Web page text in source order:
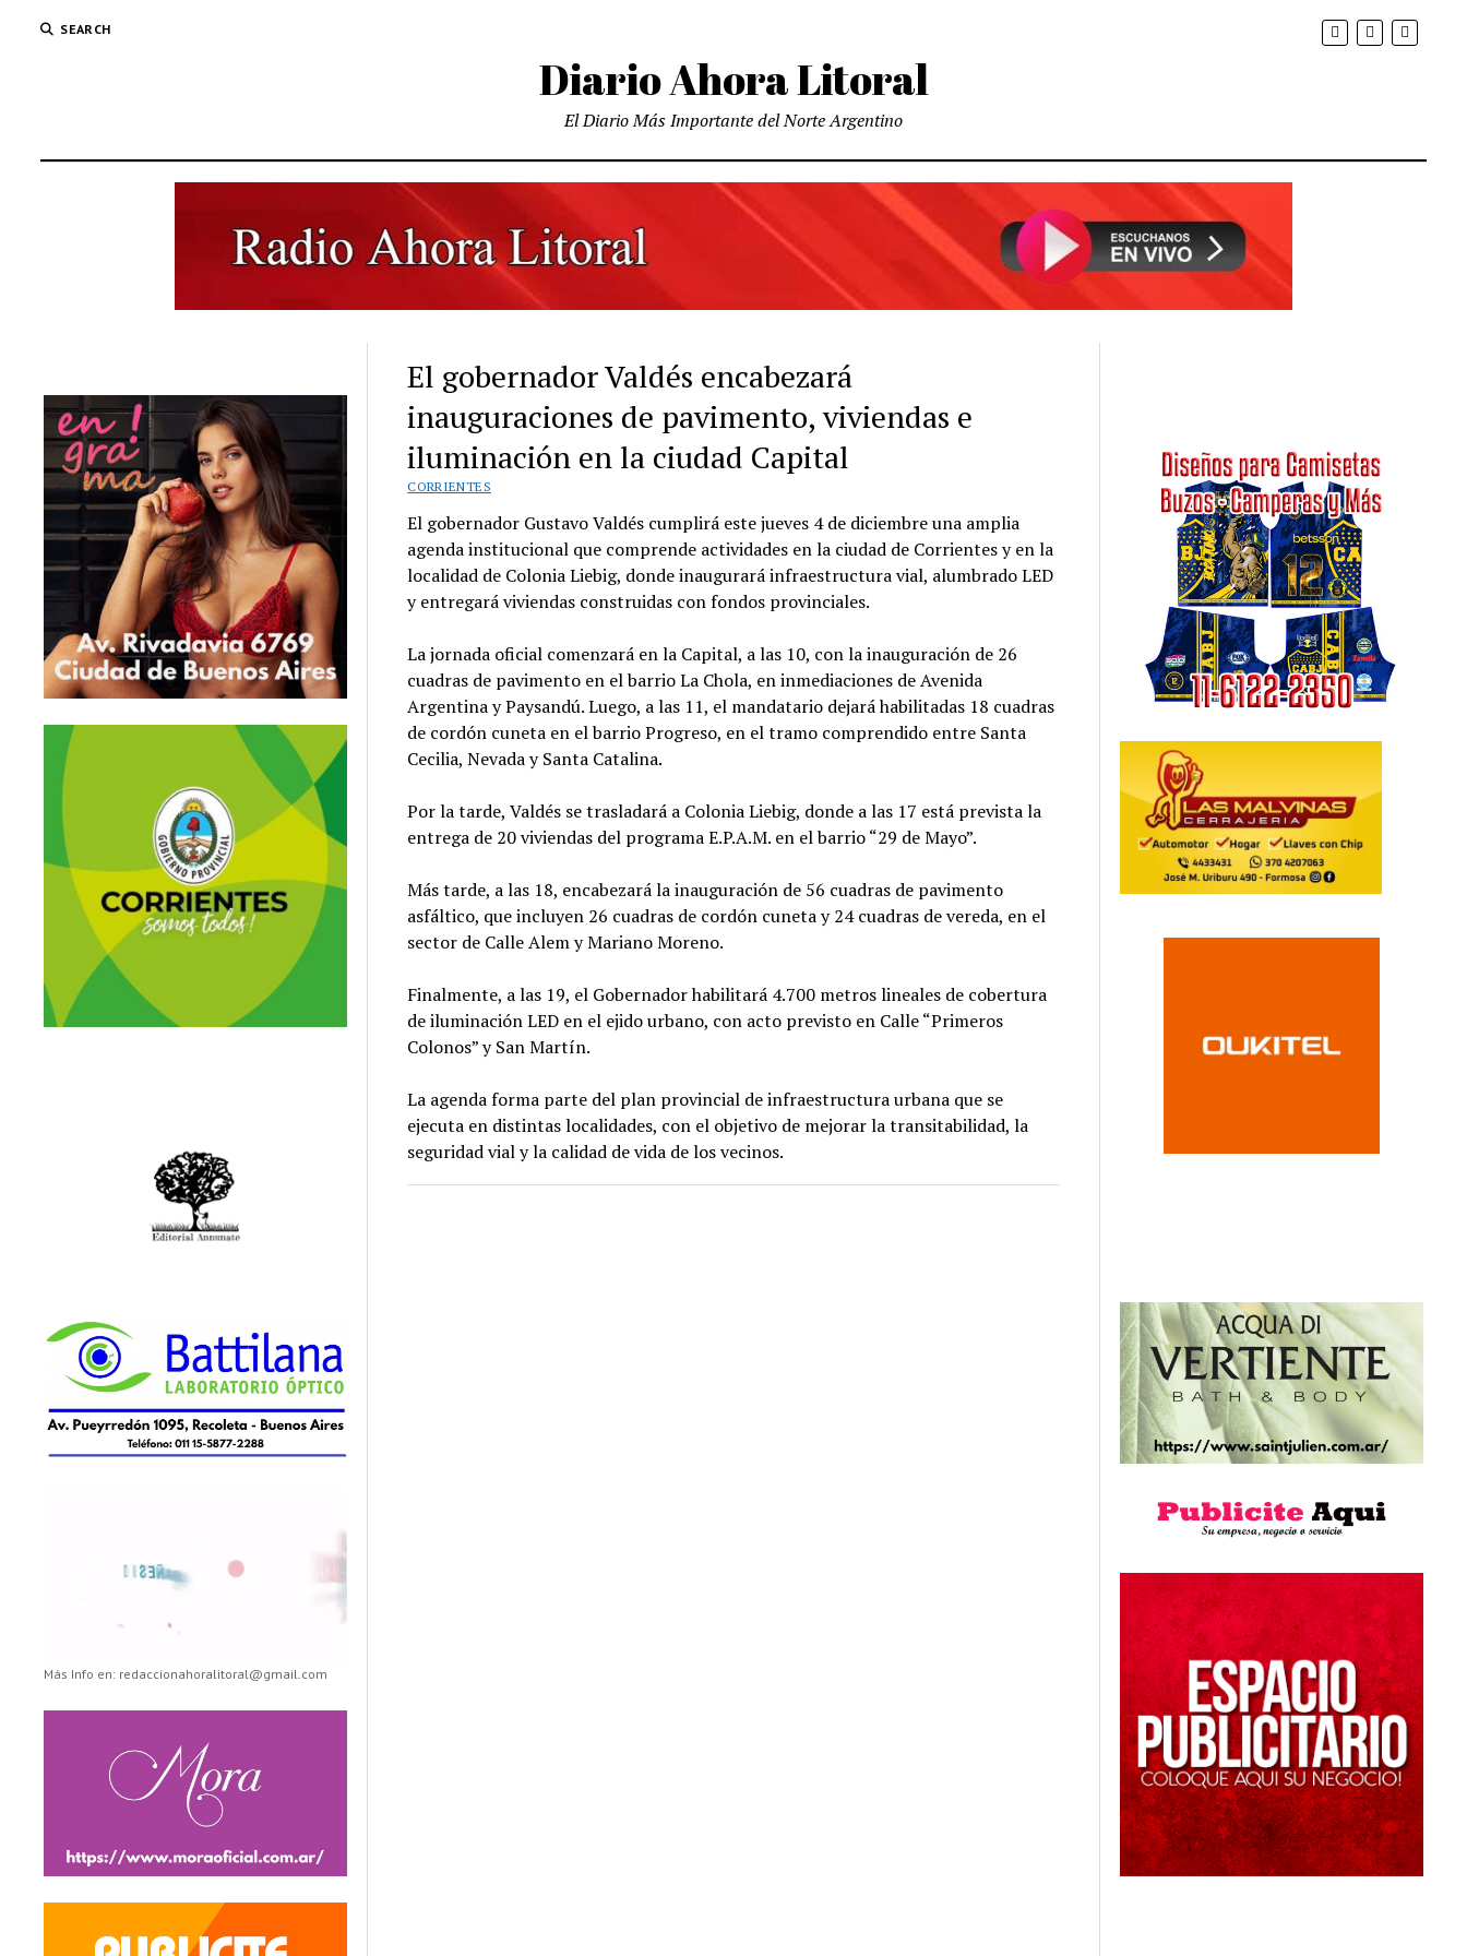
SEARCH
Diario Ahora Litoral
El Diario Más Importante del Norte Argentino
Más Info en: redaccionahoralitoral@gmail.com
El gobernador Valdés encabezará
inauguraciones de pavimento, viviendas e
iluminación en la ciudad Capital
CORRIENTES
El gobernador Gustavo Valdés cumplirá este jueves 4 de diciembre una amplia
agenda institucional que comprende actividades en la ciudad de Corrientes y en la
localidad de Colonia Liebig, donde inaugurará infraestructura vial, alumbrado LED
y entregará viviendas construidas con fondos provinciales.
La jornada oficial comenzará en la Capital, a las 10, con la inauguración de 26
cuadras de pavimento en el barrio La Chola, en inmediaciones de Avenida
Argentina y Paysandú. Luego, a las 11, el mandatario dejará habilitadas 18 cuadras
de cordón cuneta en el barrio Progreso, en el tramo comprendido entre Santa
Cecilia, Nevada y Santa Catalina.
Por la tarde, Valdés se trasladará a Colonia Liebig, donde a las 17 está prevista la
entrega de 20 viviendas del programa E.P.A.M. en el barrio “29 de Mayo”.
Más tarde, a las 18, encabezará la inauguración de 56 cuadras de pavimento
asfáltico, que incluyen 26 cuadras de cordón cuneta y 24 cuadras de vereda, en el
sector de Calle Alem y Mariano Moreno.
Finalmente, a las 19, el Gobernador habilitará 4.700 metros lineales de cobertura
de iluminación LED en el ejido urbano, con acto previsto en Calle “Primeros
Colonos” y San Martín.
La agenda forma parte del plan provincial de infraestructura urbana que se
ejecuta en distintas localidades, con el objetivo de mejorar la transitabilidad, la
seguridad vial y la calidad de vida de los vecinos.